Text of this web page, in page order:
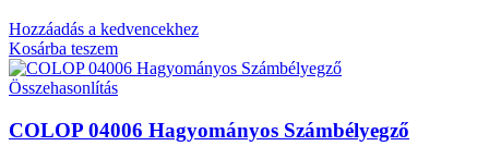
Hozzáadás a kedvencekhez
Kosárba teszem
Összehasonlítás
COLOP 04006 Hagyományos Számbélyegző